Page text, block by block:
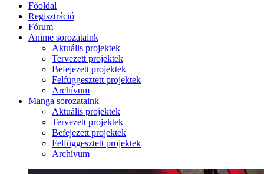
Főoldal
Regisztráció
Fórum
Anime sorozataink
Aktuális projektek
Tervezett projektek
Befejezett projektek
Felfüggesztett projektek
Archívum
Manga sorozataink
Aktuális projektek
Tervezett projektek
Befejezett projektek
Felfüggesztett projektek
Archívum